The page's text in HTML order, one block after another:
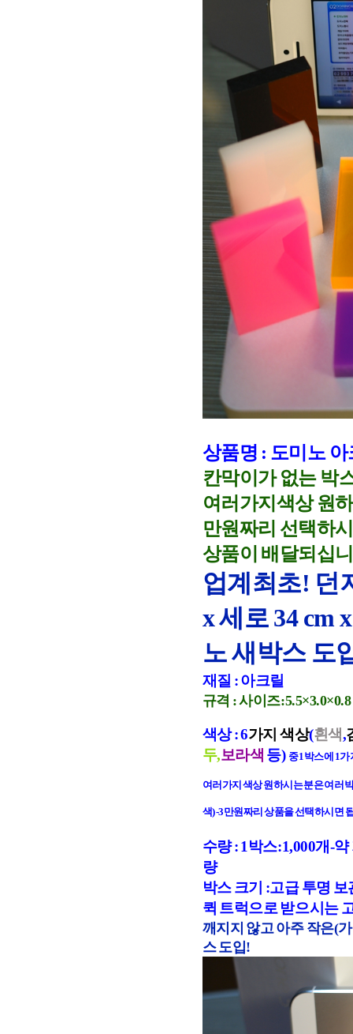
상품명 : 도미노
칸막이가 없는 박
여러가지색상 원
만원짜리 선택하
상품이 배달되십
업계최초! 던
x 세로 34 cm
노 새박스 도
재질 : 아크릴
규격 : 사이즈
색상 : 6가지 색상(흰색,
두,보라색 등) 중 1박스에 1
여러가지 색상 원하시는 분은 여러
색) -3만원짜리 상품을 선택하시면
수량 : 1박스:1,000개-
량
박스 크기 :고급 투명
퀵 트럭으로 받으시는
깨지지 않고 아주 작은(
스 도입!